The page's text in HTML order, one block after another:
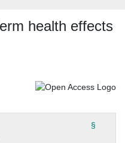
health effects
§